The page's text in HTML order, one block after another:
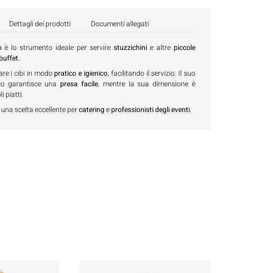
Dettagli dei prodotti Documenti allegati
è lo strumento ideale per servire stuzzichinie altre piccole
buffet.
i cibi in modopratico e igienico, facilitando il servizio. Il suo
garantisce una presa facile, mentre la sua dimensione è
piatti.
scelta eccellente percateringeprofessionisti degli eventi.